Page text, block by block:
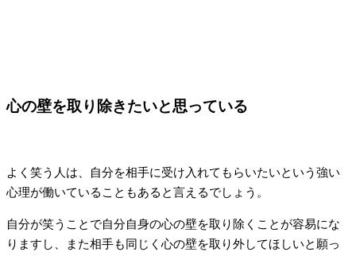
心の壁を取り除きたいと思っている
よく笑う人は、自分を相手に受け入れてもらいたいという強い
心理が働いていることもあると言えるでしょう。
自分が笑うことで自分自身の心の壁を取り除くことが容易にな
りますし、また相手も同じく心の壁を取り外してほしいと願っ